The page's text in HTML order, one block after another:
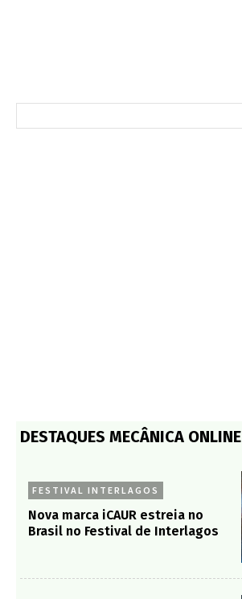
DESTAQUES MECÂNICA ONLINE
FESTIVAL INTERLAGOS
Nova marca iCAUR estreia no
Brasil no Festival de Interlagos